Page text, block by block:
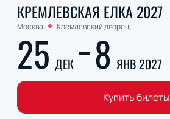
КРЕМЛЕВСКАЯ ЕЛКА 2027
Москва Кремлевский дворец
25 ДЕК 8 ЯНВ 2027
Купить билеты